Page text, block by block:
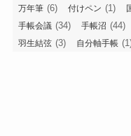
万年筆 (6) 付けペン (1)
手帳会議 (34) 手帳沼 (44)
羽生結弦 (3) 自分軸手帳